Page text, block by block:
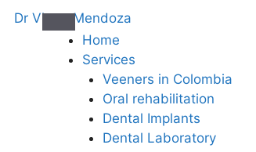
Home
Services
Veeners in Colombia
Oral rehabilitation
Dental Implants
Dental Laboratory